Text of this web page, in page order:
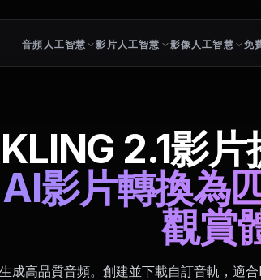
音頻人工智慧 影片人工智慧 影像人工智慧 免
2.1影
影片轉換為
觀賞
成高品質音頻。創建並下載自訂音軌，適